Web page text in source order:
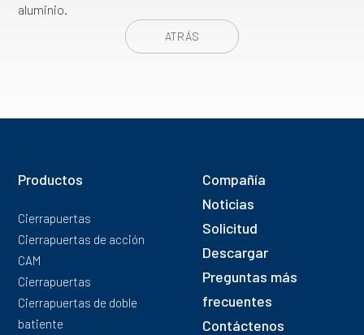
aluminio.
ATRÁS
Productos
Cierrapuertas
Cierrapuertas de acción
CAM
Cierrapuertas
Cierrapuertas de doble
batiente
Compañía
Noticias
Solicitud
Descargar
Preguntas más
frecuentes
Contáctenos